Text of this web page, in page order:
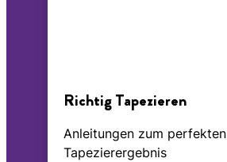
Richtig Tapezieren
Anleitungen zum perfekten
Tapezierergebnis